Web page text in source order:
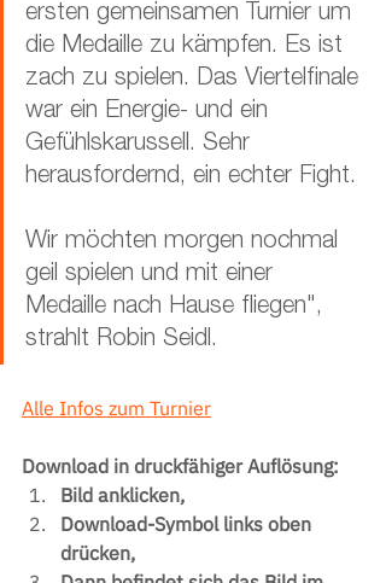
ersten gemeinsamen Turnier um
die Medaille zu kämpfen. Es ist
zach zu spielen. Das Viertelfinale
war ein Energie- und ein
Gefühlskarussell. Sehr
herausfordernd, ein echter Fight.
Wir möchten morgen nochmal
geil spielen und mit einer
Medaille nach Hause fliegen",
strahlt Robin Seidl.
Alle Infos zum Turnier
Download in druckfähiger Auflösung:
Bild anklicken,
Download-Symbol links oben
drücken,